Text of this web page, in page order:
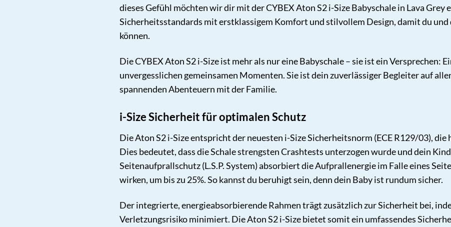
dieses Gefühl möchten wir dir mit der CYBEX Aton S2 i-Size Babyschale in Lava
Sicherheitsstandards mit erstklassigem Komfort und stilvollem Design, damit du
können.
Die CYBEX Aton S2 i-Size ist mehr als nur eine Babyschale – sie ist ein Versprechen:
unvergesslichen gemeinsamen Momenten. Sie ist dein zuverlässiger Begleiter auf
spannenden Abenteuern mit der Familie.
i-Size Sicherheit für optimalen Schutz
Die Aton S2 i-Size entspricht der neuesten i-Size Sicherheitsnorm (ECE R129/03),
Dies bedeutet, dass die Schale strengsten Crashtests unterzogen wurde und dein
Seitenaufprallschutz (L.S.P. System) absorbiert die Aufprallenergie im Falle eines
wirken, um bis zu 25%. So kannst du beruhigt sein, denn dein Baby ist rundum sicher.
Der integrierte, energieabsorbierende Rahmen trägt zusätzlich zur Sicherheit bei,
Verletzungsrisiko minimiert. Die Aton S2 i-Size bietet somit ein umfassendes